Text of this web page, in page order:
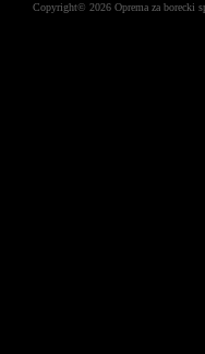
Copyright© 2026 Oprema za borecki